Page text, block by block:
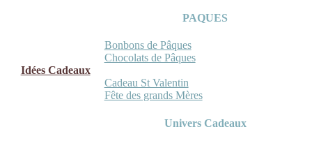
PAQUES
Bonbons de Pâques
Chocolats de Pâques
Idées Cadeaux
Cadeau St Valentin
Fête des grands Mères
Univers Cadeaux